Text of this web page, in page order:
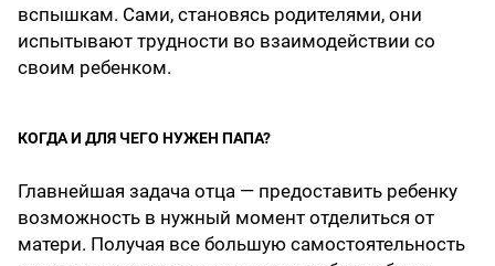
вспышкам. Сами, становясь родителями, они
испытывают трудности во взаимодействии со
своим ребенком.
КОГДА И ДЛЯ ЧЕГО НУЖЕН ПАПА?
Главнейшая задача отца — предоставить ребенку
возможность в нужный момент отделиться от
матери. Получая все большую самостоятельность